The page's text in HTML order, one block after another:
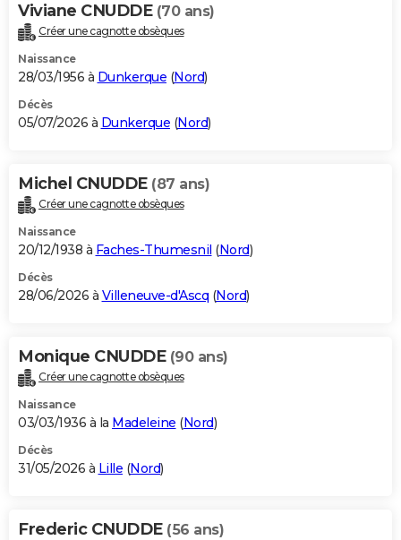
Alimentation
Guide de la santé
Maladies
Médicaments
Sommeil
VOYAGE
Destinations
City break
Voyage nature
Voyage de noces
Forum
Climat
+PHOTO
GUIDES D'ACHAT
BONS PLANS
Carte de Noël
Carte Bonne année
Carte Saint-Valentin
Carte Pâques
Carte d'anniversaire
DICTIONNAIRE
Dictionnaire
Biographies
Citations
Expressions
Proverbes
PROGRAMME TV
S'inscrire
Se connecter
Lycées
Collèges
Primaires
Universités
Entreprises
Service militaire
Avis de recherche
AVIS DE DÉCÈS
Bricolage
Lifestyle
Culture
Sport
Auto
Television
Voyage
Cinema
Viviane CNUDDE (70 ans)
Créer une cagnotte obsèques
Naissance
28/03/1956 à Dunkerque (Nord)
Décès
05/07/2026 à Dunkerque (Nord)
Michel CNUDDE (87 ans)
Créer une cagnotte obsèques
Naissance
20/12/1938 à Faches-Thumesnil (Nord)
Décès
28/06/2026 à Villeneuve-d'Ascq (Nord)
Monique CNUDDE (90 ans)
Créer une cagnotte obsèques
Naissance
03/03/1936 à la Madeleine (Nord)
Décès
31/05/2026 à Lille (Nord)
Frederic CNUDDE (56 ans)